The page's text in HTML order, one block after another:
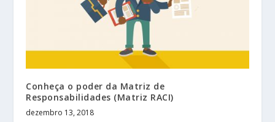
Conheça o poder da Matriz de
Responsabilidades (Matriz RACI)
dezembro 13, 2018